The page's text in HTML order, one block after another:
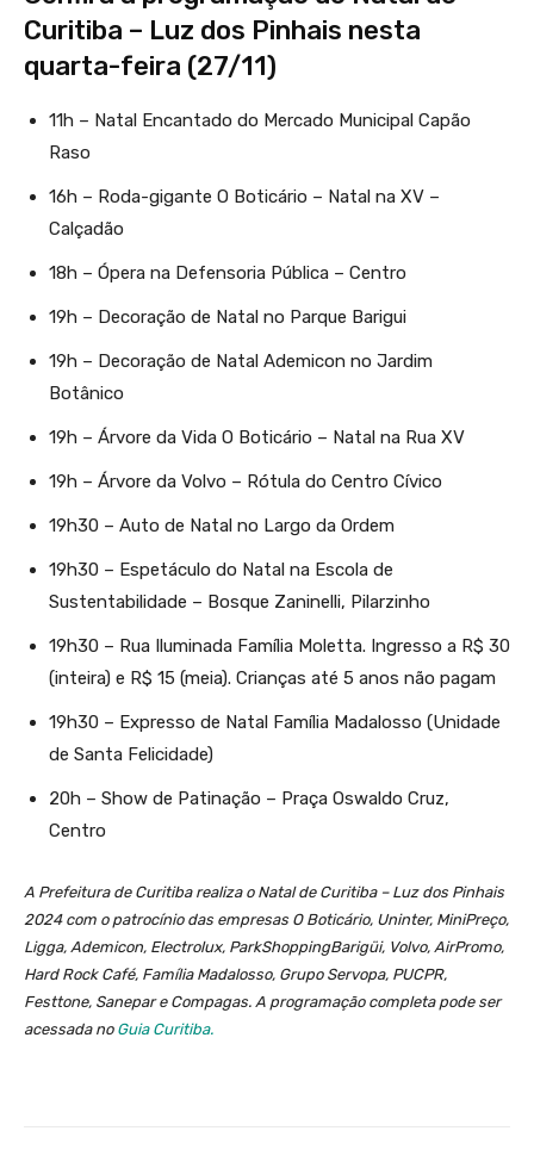
Curitiba – Luz dos Pinhais nesta
quarta-feira (27/11)
11h – Natal Encantado do Mercado Municipal Capão
Raso
16h – Roda-gigante O Boticário – Natal na XV –
Calçadão
18h – Ópera na Defensoria Pública – Centro
19h – Decoração de Natal no Parque Barigui
19h – Decoração de Natal Ademicon no Jardim
Botânico
19h – Árvore da Vida O Boticário – Natal na Rua XV
19h – Árvore da Volvo – Rótula do Centro Cívico
19h30 – Auto de Natal no Largo da Ordem
19h30 – Espetáculo do Natal na Escola de
Sustentabilidade – Bosque Zaninelli, Pilarzinho
19h30 – Rua Iluminada Família Moletta. Ingresso a R$ 30
(inteira) e R$ 15 (meia). Crianças até 5 anos não pagam
19h30 – Expresso de Natal Família Madalosso (Unidade
de Santa Felicidade)
20h – Show de Patinação – Praça Oswaldo Cruz,
Centro
A Prefeitura de Curitiba realiza o Natal de Curitiba – Luz dos Pinhais
2024 com o patrocínio das empresas O Boticário, Uninter, MiniPreço,
Ligga, Ademicon, Electrolux, ParkShoppingBarigüi, Volvo, AirPromo,
Hard Rock Café, Família Madalosso, Grupo Servopa, PUCPR,
Festtone, Sanepar e Compagas. A programação completa pode ser
acessada no Guia Curitiba.